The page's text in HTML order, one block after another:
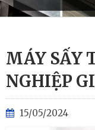
MÁY SẤY
NGHIỆP
15/05/2024